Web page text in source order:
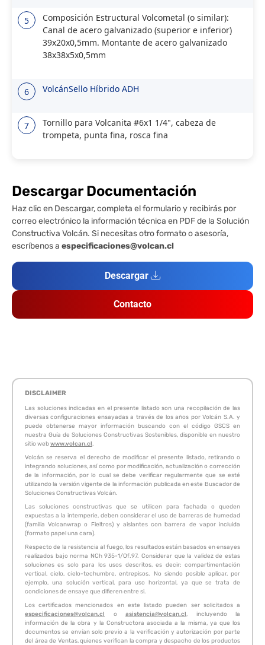
5
Composición Estructural Volcometal (o similar):
Canal de acero galvanizado (superior e inferior)
39x20x0,5mm. Montante de acero galvanizado
38x38x5x0,5mm
6 VolcánSello Híbrido ADH
7
Tornillo para Volcanita #6x1 1/4", cabeza de
trompeta, punta fina, rosca fina
Descargar Documentación
Haz clic en Descargar, completa el formulario y recibirás por
correo electrónico la información técnica en PDF de la Solución
Constructiva Volcán. Si necesitas otro formato o asesoría,
escríbenos a especificaciones@volcan.cl
Descargar
Contacto
DISCLAIMER
Las soluciones indicadas en el presente listado son una recopilación de las
diversas configuraciones ensayadas a través de los años por Volcán S.A. y
puede obtenerse mayor información buscando con el código GSCS en
nuestra Guía de Soluciones Constructivas Sostenibles, disponible en nuestro
sitio webwww.volcan.cl.
Volcán se reserva el derecho de modificar el presente listado, retirando o
integrando soluciones, así como por modificación, actualización o corrección
de la información, por lo cual se debe verificar regularmente que se esté
utilizando la versión vigente de la información publicada en este Buscador de
Soluciones Constructivas Volcán.
Las soluciones constructivas que se utilicen para fachada o queden
expuestas a la intemperie, deben considerar el uso de barreras de humedad
(familia Volcanwrap o Fieltros) y aislantes con barrera de vapor incluida
(formato papel una cara).
Respecto de la resistencia al fuego, los resultados están basados en ensayes
realizados bajo norma NCh 935-1/Of.97. Considerar que la validez de estas
soluciones es solo para los usos descritos, es decir: compartimentación
vertical, cielo, cielo-techumbre, entrepisos. No siendo posible aplicar, por
ejemplo, una solución vertical, para uso horizontal, ya que se trata de
condiciones de ensaye que difieren entre si.
Los certificados mencionados en este listado pueden ser solicitados a
especificaciones@volcan.cl o asistencia@volcan.cl, incluyendo la
información de la obra y la Constructora asociada a la misma, ya que los
documentos se envían solo previo a la verificación y autorización por parte
del área de Ventas, quienes verifican la compra y despacho de los productos